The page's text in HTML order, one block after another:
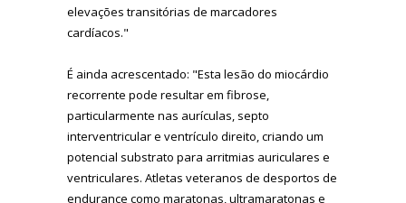
elevações transitórias de marcadores
cardíacos."
É ainda acrescentado: "Esta lesão do miocárdio
recorrente pode resultar em fibrose,
particularmente nas aurículas, septo
interventricular e ventrículo direito, criando um
potencial substrato para arritmias auriculares e
ventriculares. Atletas veteranos de desportos de
endurance como maratonas, ultramaratonas e